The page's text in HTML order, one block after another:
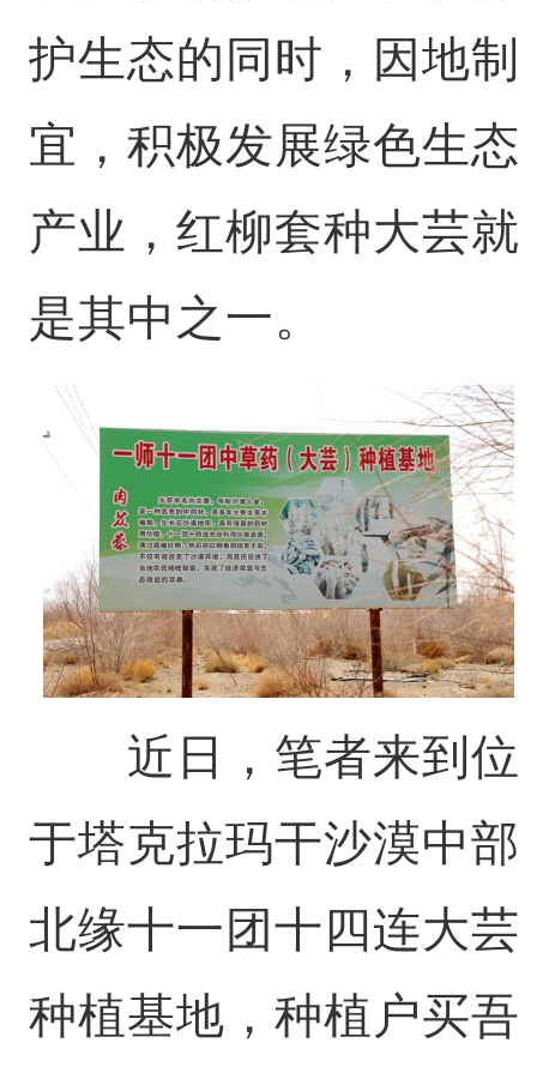
护生态的同时，因地制
宜，积极发展绿色生态
产业，红柳套种大芸就
是其中之一。
近日，笔者来到位
于塔克拉玛干沙漠中部
北缘十一团十四连大芸
种植基地，种植户买吾